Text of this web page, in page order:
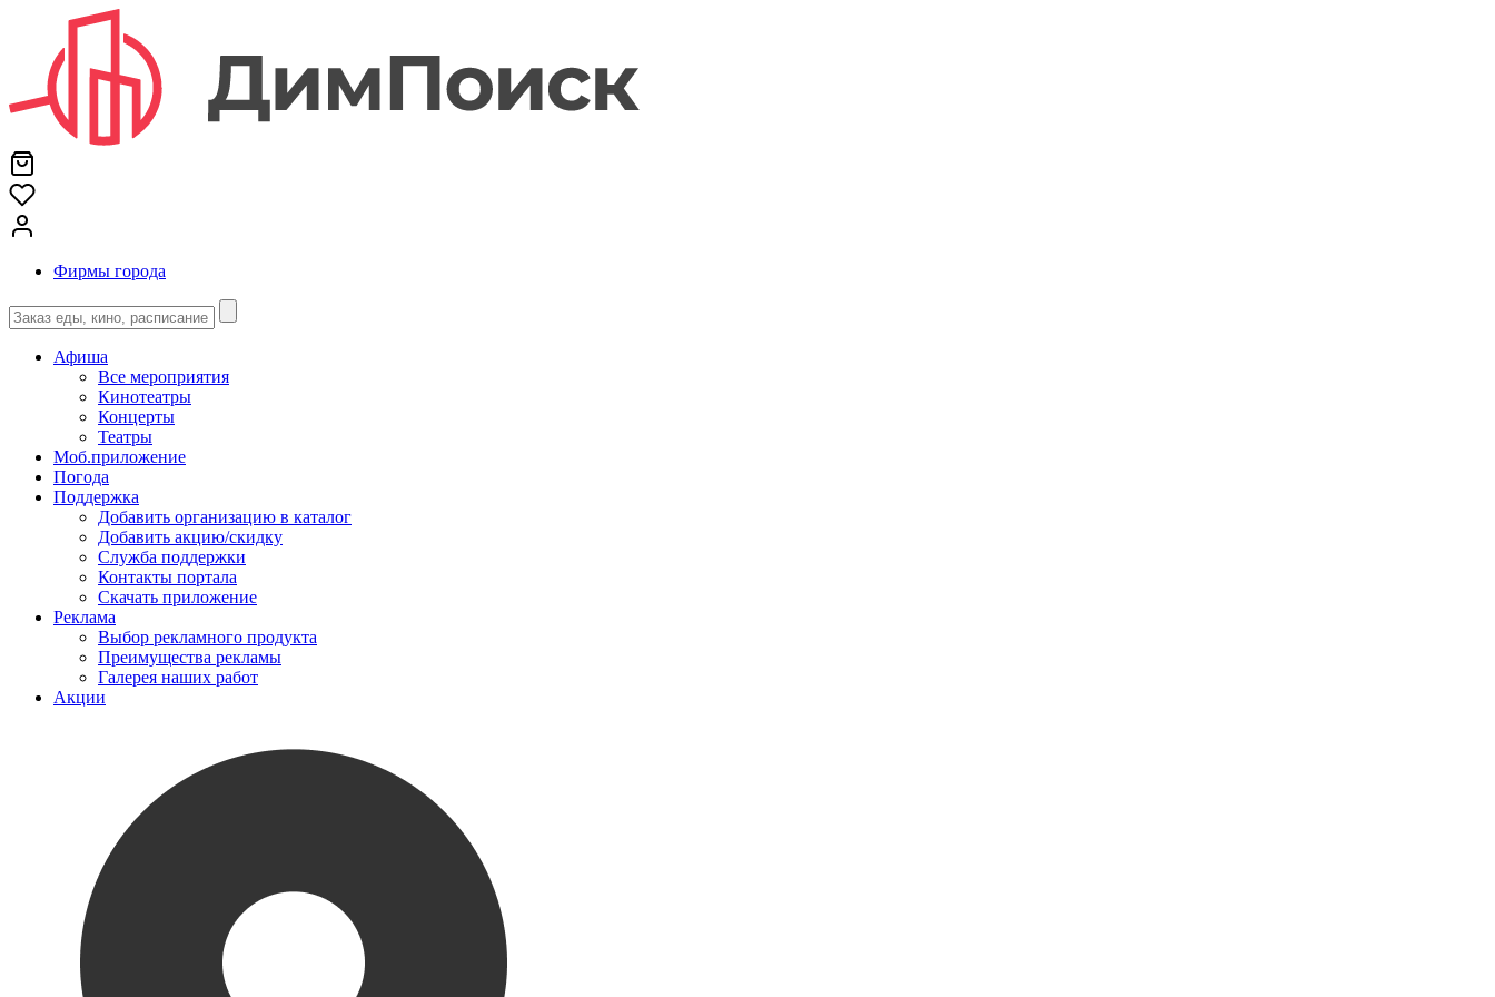
Фирмы города
Афиша
Все мероприятия
Кинотеатры
Концерты
Театры
Моб.приложение
Погода
Поддержка
Добавить организацию в каталог
Добавить акцию/скидку
Служба поддержки
Контакты портала
Скачать приложение
Реклама
Выбор рекламного продукта
Преимущества рекламы
Галерея наших работ
Акции